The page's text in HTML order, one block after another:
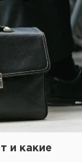
и какие